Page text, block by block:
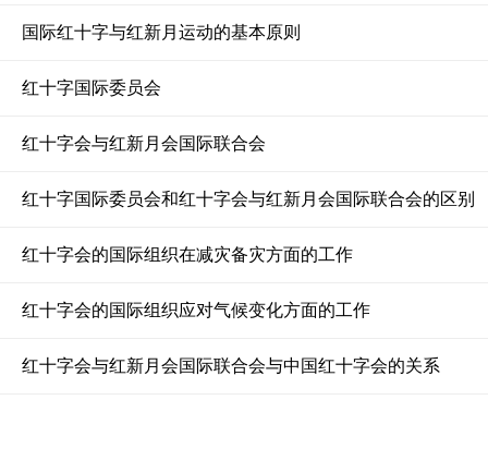
国际红十字与红新月运动的基本原则
红十字国际委员会
红十字会与红新月会国际联合会
红十字国际委员会和红十字会与红新月会国际联合会的区别
红十字会的国际组织在减灾备灾方面的工作
红十字会的国际组织应对气候变化方面的工作
红十字会与红新月会国际联合会与中国红十字会的关系